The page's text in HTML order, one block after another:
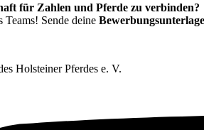
für Zahlen und Pferde zu verbinden?
Teams! Sende deine
Holsteiner Pferdes e. V.